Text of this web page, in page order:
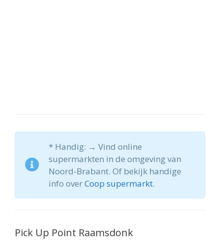
* Handig: → Vind online
supermarkten in de omgeving van
Noord-Brabant. Of bekijk handige
info overCoop supermarkt.
Pick Up Point Raamsdonk